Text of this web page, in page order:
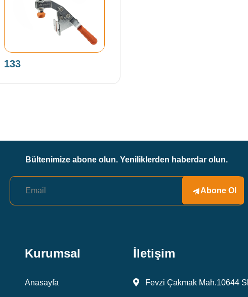
133
Bültenimize abone olun. Yeniliklerden haberdar olun.
Abone Ol
Kurumsal
Anasayfa
İletişim
Fevzi Çakmak Mah.10644